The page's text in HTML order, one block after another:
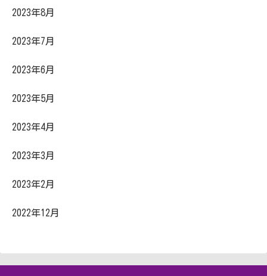
2023年8月
2023年7月
2023年6月
2023年5月
2023年4月
2023年3月
2023年2月
2022年12月